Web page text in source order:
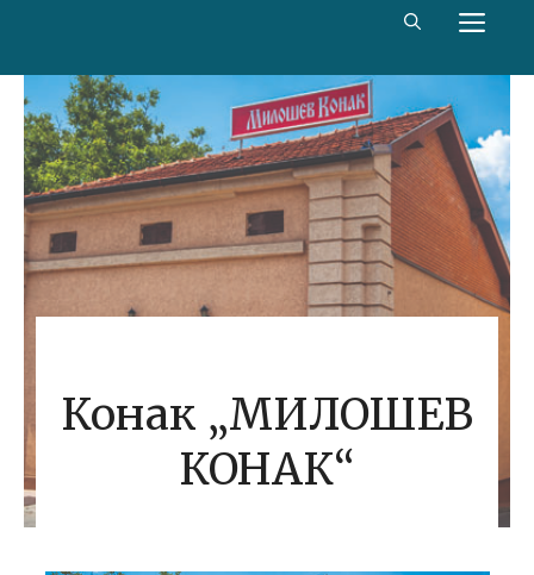
цонтент
Конак „МИЛОШЕВ
КОНАК“